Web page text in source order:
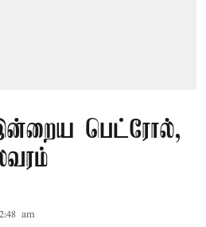
பெட்ரோல்,
am